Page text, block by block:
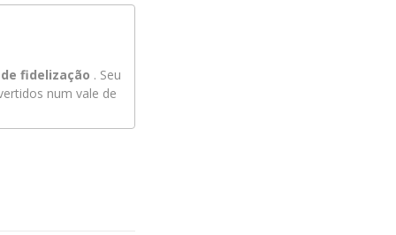
fidelização . Seu
num vale de